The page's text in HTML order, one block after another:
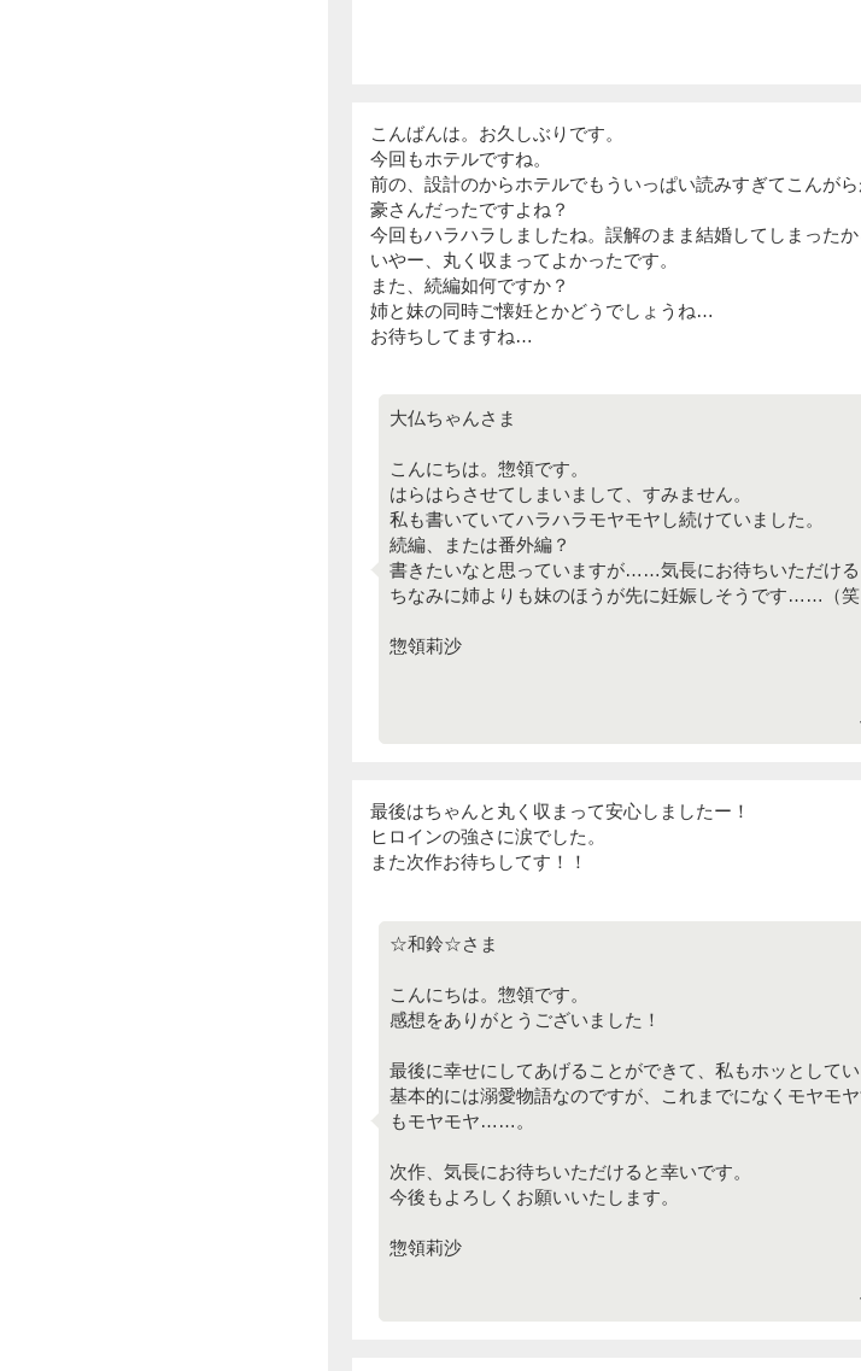
こんばんは。お久しぶりです。
今回もホテルですね。
前の、設計のからホテルでもういっぱい読みすぎてこんが
豪さんだったですよね？
今回もハラハラしましたね。誤解のまま結婚してしまった
いやー、丸く収まってよかったです。
また、続編如何ですか？
姉と妹の同時ご懐妊とかどうでしょうね…
お待ちしてますね…
大仏ちゃんさま
こんにちは。惣領です。
はらはらさせてしまいまして、すみません。
私も書いていてハラハラモヤモヤし続けていました。
続編、または番外編？
書きたいなと思っていますが……気長にお待ちいただける
ちなみに姉よりも妹のほうが先に妊娠しそうです……（笑
惣領莉沙
最後はちゃんと丸く収まって安心しましたー！
ヒロインの強さに涙でした。
また次作お待ちしてす！！
☆和鈴☆さま
こんにちは。惣領です。
感想をありがとうございました！
最後に幸せにしてあげることができて、私もホッとしてい
基本的には溺愛物語なのですが、これまでになくモヤモ
もモヤモヤ……。
次作、気長にお待ちいただけると幸いです。
今後もよろしくお願いいたします。
惣領莉沙